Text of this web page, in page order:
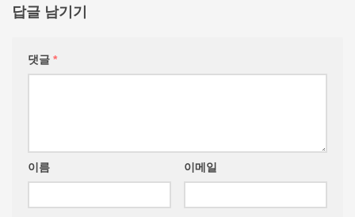
답글 남기기
댓글 *
이름 이메일